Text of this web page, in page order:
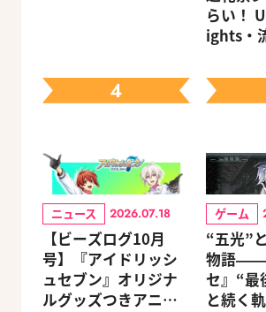
らい！
ights・
ェック
4
ニュース 2026.07.18
【ビーズログ10月
号】『アイドリッシ
ュセブン』オリジナ
ルグッズつきアニメ
ゲーム
“五光”
物語――
セ』“最
と続く